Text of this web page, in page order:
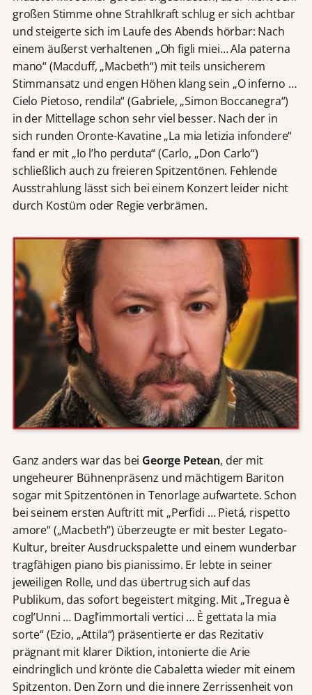
großen Stimme ohne Strahlkraft schlug er sich achtbar
und steigerte sich im Laufe des Abends hörbar: Nach
einem äußerst verhaltenen „Oh figli miei… Ala paterna
mano“ (Macduff, „Macbeth“) mit teils unsicherem
Stimmansatz und engen Höhen klang sein „O inferno …
Cielo Pietoso, rendila“ (Gabriele, „Simon Boccanegra“)
in der Mittellage schon sehr viel besser. Nach der in
sich runden Oronte-Kavatine „La mia letizia infondere“
fand er mit „Io l’ho perduta“ (Carlo, „Don Carlo“)
schließlich auch zu freieren Spitzentönen. Fehlende
Ausstrahlung lässt sich bei einem Konzert leider nicht
durch Kostüm oder Regie verbrämen.
Ganz anders war das bei George Petean, der mit
ungeheurer Bühnenpräsenz und mächtigem Bariton
sogar mit Spitzentönen in Tenorlage aufwartete. Schon
bei seinem ersten Auftritt mit „Perfidi … Pietá, rispetto
amore“ („Macbeth“) überzeugte er mit bester Legato-
Kultur, breiter Ausdruckspalette und einem wunderbar
tragfähigen piano bis pianissimo. Er lebte in seiner
jeweiligen Rolle, und das übertrug sich auf das
Publikum, das sofort begeistert mitging. Mit „Tregua è
cogl’Unni … Dagl’immortali vertici … È gettata la mia
sorte“ (Ezio, „Attila“) präsentierte er das Rezitativ
prägnant mit klarer Diktion, intonierte die Arie
eindringlich und krönte die Cabaletta wieder mit einem
Spitzenton. Den Zorn und die innere Zerrissenheit von